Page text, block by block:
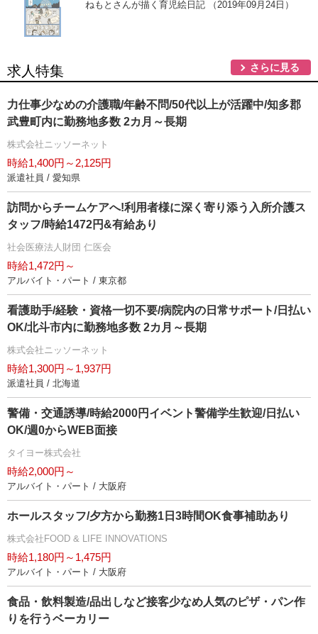
ねもとさんが描く育児絵日記 （2019年09月24日）
求人特集 さらに見る
力仕事少なめの介護職/年齢不問/50代以上が活躍中/知多郡
武豊町内に勤務地多数 2カ月～長期
株式会社ニッソーネット
時給1,400円～2,125円
派遣社員 / 愛知県
訪問からチームケアへ!利用者様に深く寄り添う入所介護ス
タッフ/時給1472円&有給あり
社会医療法人財団 仁医会
時給1,472円～
アルバイト・パート / 東京都
看護助手/経験・資格一切不要/病院内の日常サポート/日払い
OK/北斗市内に勤務地多数 2カ月～長期
株式会社ニッソーネット
時給1,300円～1,937円
派遣社員 / 北海道
警備・交通誘導/時給2000円イベント警備学生歓迎/日払い
OK/週0からWEB面接
タイヨー株式会社
時給2,000円～
アルバイト・パート / 大阪府
ホールスタッフ/夕方から勤務1日3時間OK食事補助あり
株式会社FOOD & LIFE INNOVATIONS
時給1,180円～1,475円
アルバイト・パート / 大阪府
食品・飲料製造/品出しなど接客少なめ人気のピザ・パン作
りを行うベーカリー